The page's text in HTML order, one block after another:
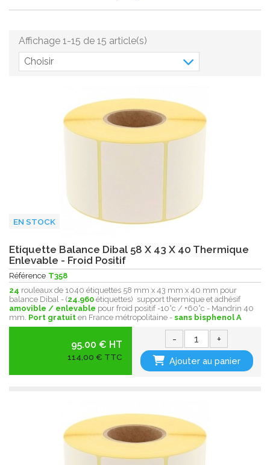
Choisir
Affichage 1-15 de 15 article(s)
EN STOCK
Etiquette Balance Dibal 58 X 43 X 40 Thermique
Enlevable - Froid Positif
Référence T358
24 rouleaux de 1040 étiquettes 58 mm x 43 mm x 40 mm pour
balance Dibal - (24.960 étiquettes) support thermique et adhésif
amovible / enlevable pour froid positif -10°c / +60°c - Mandrin 40
mm. Port gratuit en France métropolitaine - sans bisphenol A
95.00 € HT
114,00 € TTC
- +
Ajouter au panier